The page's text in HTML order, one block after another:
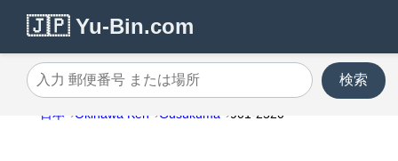
🇯🇵 Yu-Bin.com
入力 郵便番号 または場所
検索
日本 Okinawa Ken Gusukuma 901-2520